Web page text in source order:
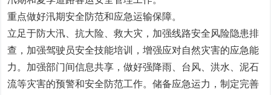
重点做好汛期安全防范和应急运输保障。
立足于防大汛、抗大险、救大灾，加强线路安全风险隐患排
查，加强驾驶员安全技能培训，增强应对自然灾害的应急能
力。加强部门间信息共享，做好强降雨、台风、洪水、泥石
流等灾害的预警和安全防范工作。储备应急运力，制定完善